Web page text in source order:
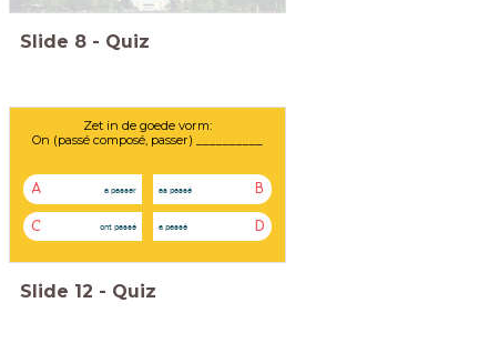
Slide 8 - Quiz
Zet in de goede vorm:
On (passé composé, passer) __________
A a passer B
as passé
C ont passé D
a passé
Slide 12 - Quiz